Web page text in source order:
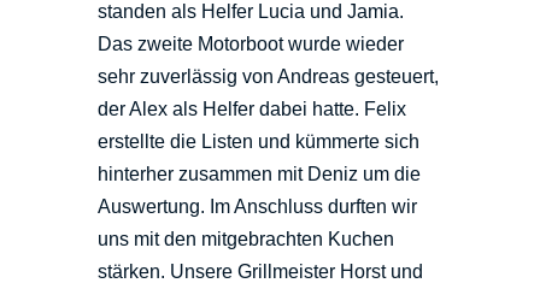
standen als Helfer Lucia und Jamia.
Das zweite Motorboot wurde wieder
sehr zuverlässig von Andreas gesteuert,
der Alex als Helfer dabei hatte. Felix
erstellte die Listen und kümmerte sich
hinterher zusammen mit Deniz um die
Auswertung. Im Anschluss durften wir
uns mit den mitgebrachten Kuchen
stärken. Unsere Grillmeister Horst und